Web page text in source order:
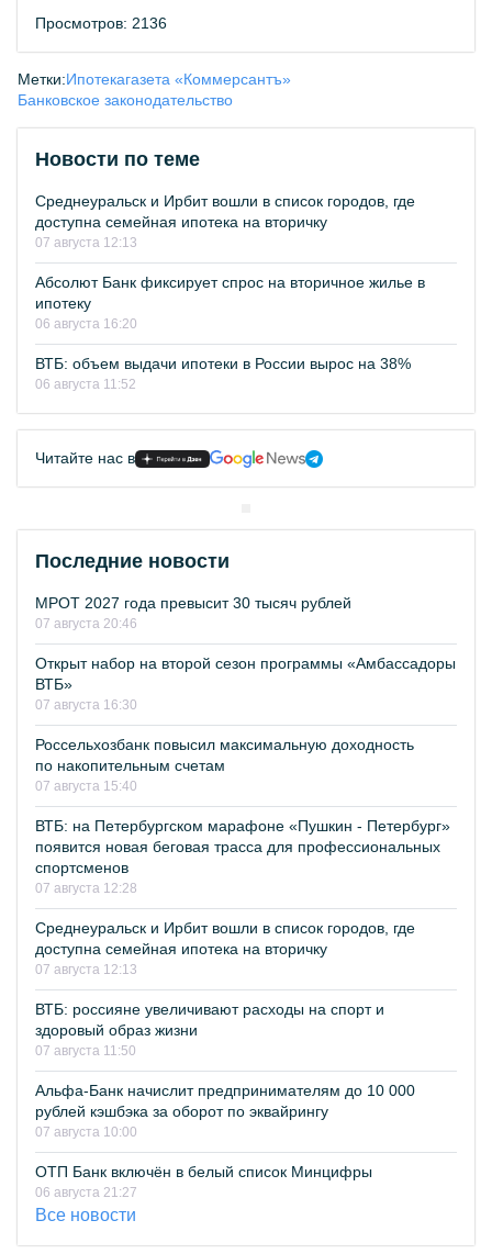
Просмотров: 2136
Метки:Ипотекагазета «Коммерсантъ»
Банковское законодательство
Новости по теме
Среднеуральск и Ирбит вошли в список городов, где
доступна семейная ипотека на вторичку
07 августа 12:13
Абсолют Банк фиксирует спрос на вторичное жилье в
ипотеку
06 августа 16:20
ВТБ: объем выдачи ипотеки в России вырос на 38%
06 августа 11:52
Читайте нас в
Последние новости
МРОТ 2027 года превысит 30 тысяч рублей
07 августа 20:46
Открыт набор на второй сезон программы «Амбассадоры
ВТБ»
07 августа 16:30
Россельхозбанк повысил максимальную доходность
по накопительным счетам
07 августа 15:40
ВТБ: на Петербургском марафоне «Пушкин - Петербург»
появится новая беговая трасса для профессиональных
спортсменов
07 августа 12:28
Среднеуральск и Ирбит вошли в список городов, где
доступна семейная ипотека на вторичку
07 августа 12:13
ВТБ: россияне увеличивают расходы на спорт и
здоровый образ жизни
07 августа 11:50
Альфа-Банк начислит предпринимателям до 10 000
рублей кэшбэка за оборот по эквайрингу
07 августа 10:00
ОТП Банк включён в белый список Минцифры
06 августа 21:27
Все новости